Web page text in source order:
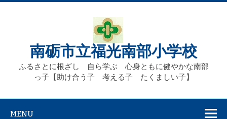
Skip
南砺市立福光南部小学校
ふるさとに根ざし 自ら学ぶ 心身ともに健やかな南部
っ子【助け合う子 考える子 たくましい子】
MENU